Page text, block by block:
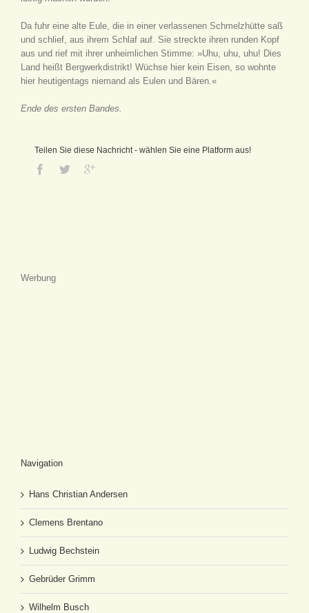
Da fuhr eine alte Eule, die in einer verlassenen Schmelzhütte saß
und schlief, aus ihrem Schlaf auf. Sie streckte ihren runden Kopf
aus und rief mit ihrer unheimlichen Stimme: »Uhu, uhu, uhu! Dies
Land heißt Bergwerkdistrikt! Wüchse hier kein Eisen, so wohnte
hier heutigentags niemand als Eulen und Bären.«
Ende des ersten Bandes.
Teilen Sie diese Nachricht - wählen Sie eine Platform aus!
Werbung
Navigation
Hans Christian Andersen
Clemens Brentano
Ludwig Bechstein
Gebrüder Grimm
Wilhelm Busch